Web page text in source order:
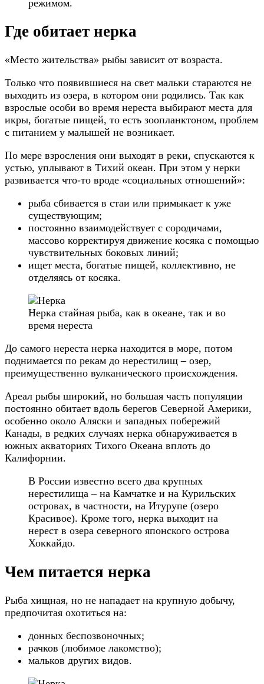
режимом.
Где обитает нерка
«Место жительства» рыбы зависит от возраста.
Только что появившиеся на свет мальки стараются не
выходить из озера, в котором они родились. Так как
взрослые особи во время нереста выбирают места для
икры, богатые пищей, то есть зоопланктоном, проблем
с питанием у малышей не возникает.
По мере взросления они выходят в реки, спускаются к
устью, уплывают в Тихий океан. При этом у нерки
развивается что-то вроде «социальных отношений»:
рыба сбивается в стаи или примыкает к уже
существующим;
постоянно взаимодействует с сородичами,
массово корректируя движение косяка с помощью
чувствительных боковых линий;
ищет места, богатые пищей, коллективно, не
отделяясь от косяка.
Нерка стайная рыба, как в океане, так и во
время нереста
До самого нереста нерка находится в море, потом
поднимается по рекам до нерестилищ – озер,
преимущественно вулканического происхождения.
Ареал рыбы широкий, но большая часть популяции
постоянно обитает вдоль берегов Северной Америки,
особенно около Аляски и западных побережий
Канады, в редких случаях нерка обнаруживается в
южных акваториях Тихого Океана вплоть до
Калифорнии.
В России известно всего два крупных
нерестилища – на Камчатке и на Курильских
островах, в частности, на Итурупе (озеро
Красивое). Кроме того, нерка выходит на
нерест в озера северного японского острова
Хоккайдо.
Чем питается нерка
Рыба хищная, но не нападает на крупную добычу,
предпочитая охотиться на:
донных беспозвоночных;
рачков (любимое лакомство);
мальков других видов.